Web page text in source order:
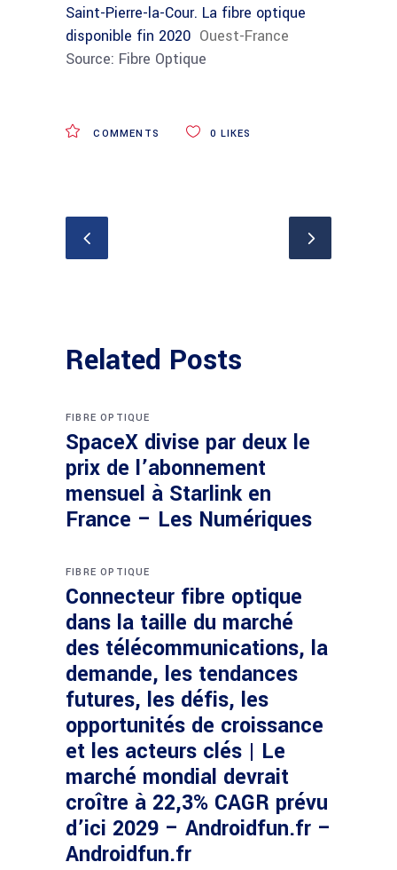
Saint-Pierre-la-Cour. La fibre optique
disponible fin 2020 Ouest-France
Source: Fibre Optique
COMMENTS 0 LIKES
Related Posts
FIBRE OPTIQUE
SpaceX divise par deux le
prix de l’abonnement
mensuel à Starlink en
France – Les Numériques
FIBRE OPTIQUE
Connecteur fibre optique
dans la taille du marché
des télécommunications, la
demande, les tendances
futures, les défis, les
opportunités de croissance
et les acteurs clés | Le
marché mondial devrait
croître à 22,3% CAGR prévu
d’ici 2029 – Androidfun.fr –
Androidfun.fr